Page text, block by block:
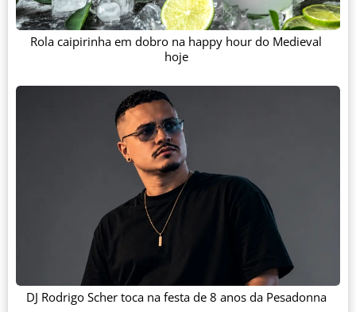
Rola caipirinha em dobro na happy hour do Medieval
hoje
DJ Rodrigo Scher toca na festa de 8 anos da Pesadonna